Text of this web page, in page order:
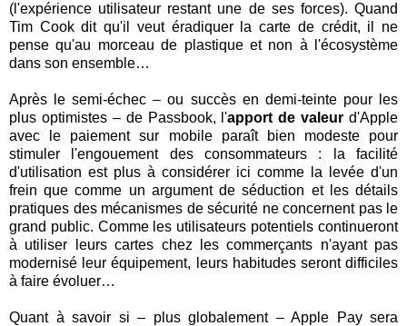
(l'expérience utilisateur restant une de ses forces). Quand
Tim Cook dit qu'il veut éradiquer la carte de crédit, il ne
pense qu'au morceau de plastique et non à l'écosystème
dans son ensemble…
Après le semi-échec – ou succès en demi-teinte pour les
plus optimistes – de Passbook, l'apport de valeur d'Apple
avec le paiement sur mobile paraît bien modeste pour
stimuler l'engouement des consommateurs : la facilité
d'utilisation est plus à considérer ici comme la levée d'un
frein que comme un argument de séduction et les détails
pratiques des mécanismes de sécurité ne concernent pas le
grand public. Comme les utilisateurs potentiels continueront
à utiliser leurs cartes chez les commerçants n'ayant pas
modernisé leur équipement, leurs habitudes seront difficiles
à faire évoluer…
Quant à savoir si – plus globalement – Apple Pay sera